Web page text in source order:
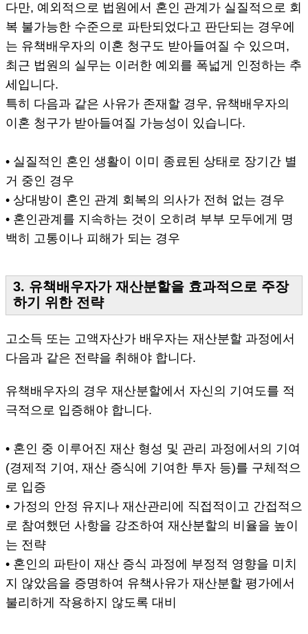
다만, 예외적으로 법원에서 혼인 관계가 실질적으로 회
복 불가능한 수준으로 파탄되었다고 판단되는 경우에
는 유책배우자의 이혼 청구도 받아들여질 수 있으며,
최근 법원의 실무는 이러한 예외를 폭넓게 인정하는 추
세입니다.
특히 다음과 같은 사유가 존재할 경우, 유책배우자의
이혼 청구가 받아들여질 가능성이 있습니다.
• 실질적인 혼인 생활이 이미 종료된 상태로 장기간 별
거 중인 경우
• 상대방이 혼인 관계 회복의 의사가 전혀 없는 경우
• 혼인관계를 지속하는 것이 오히려 부부 모두에게 명
백히 고통이나 피해가 되는 경우
3. 유책배우자가 재산분할을 효과적으로 주장
하기 위한 전략
고소득 또는 고액자산가 배우자는 재산분할 과정에서
다음과 같은 전략을 취해야 합니다.
유책배우자의 경우 재산분할에서 자신의 기여도를 적
극적으로 입증해야 합니다.
• 혼인 중 이루어진 재산 형성 및 관리 과정에서의 기여
(경제적 기여, 재산 증식에 기여한 투자 등)를 구체적으
로 입증
• 가정의 안정 유지나 재산관리에 직접적이고 간접적으
로 참여했던 사항을 강조하여 재산분할의 비율을 높이
는 전략
• 혼인의 파탄이 재산 증식 과정에 부정적 영향을 미치
지 않았음을 증명하여 유책사유가 재산분할 평가에서
불리하게 작용하지 않도록 대비